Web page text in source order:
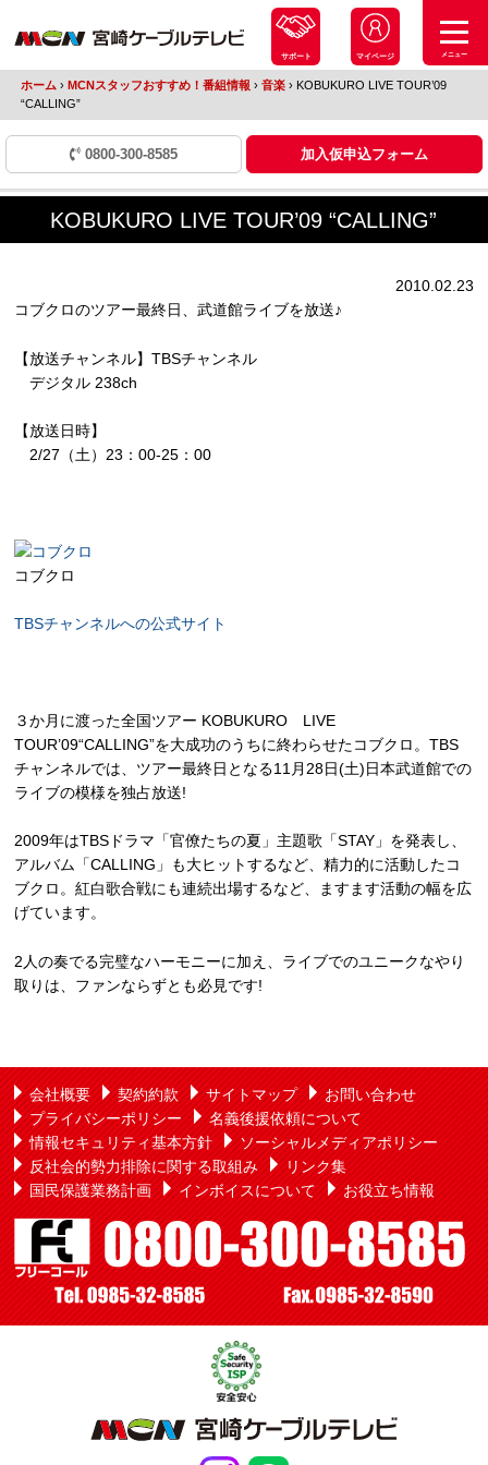
サポート マイページ メニュー
ホーム › MCNスタッフおすすめ！番組情報 › 音楽 ›KOBUKURO LIVE TOUR’09
“CALLING”
0800-300-8585 加入仮申込フォーム
KOBUKURO LIVE TOUR’09 “CALLING”
2010.02.23
コブクロのツアー最終日、武道館ライブを放送♪
【放送チャンネル】TBSチャンネル
デジタル 238ch
【放送日時】
2/27（土）23：00-25：00
コブクロ
TBSチャンネルへの公式サイト
３か月に渡った全国ツアー KOBUKURO LIVE
TOUR’09“CALLING”を大成功のうちに終わらせたコブクロ。TBS
チャンネルでは、ツアー最終日となる11月28日(土)日本武道館での
ライブの模様を独占放送!
2009年はTBSドラマ「官僚たちの夏」主題歌「STAY」を発表し、
アルバム「CALLING」も大ヒットするなど、精力的に活動したコ
ブクロ。紅白歌合戦にも連続出場するなど、ますます活動の幅を広
げています。
2人の奏でる完璧なハーモニーに加え、ライブでのユニークなやり
取りは、ファンならずとも必見です!
会社概要 契約約款 サイトマップ
お問い合わせ
プライバシーポリシー
名義後援依頼について
情報セキュリティ基本方針
ソーシャルメディアポリシー
反社会的勢力排除に関する取組み
リンク集
国民保護業務計画
インボイスについて お役立ち情報